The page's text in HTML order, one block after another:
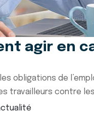
agir en
obligations de
travailleurs contre les